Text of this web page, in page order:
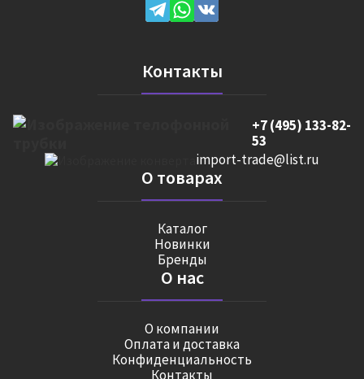
Контакты
+7 (495) 133-82-
53
import-trade@list.ru
О товарах
Каталог
Новинки
Бренды
О нас
О компании
Оплата и доставка
Конфиденциальность
Контакты